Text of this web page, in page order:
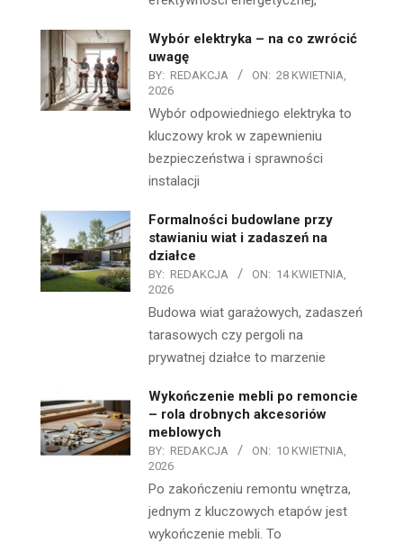
Wybór elektryka – na co zwrócić
uwagę
BY: REDAKCJA ON: 28 KWIETNIA,
2026
Wybór odpowiedniego elektryka to
kluczowy krok w zapewnieniu
bezpieczeństwa i sprawności
instalacji
Formalności budowlane przy
stawianiu wiat i zadaszeń na
działce
BY: REDAKCJA ON: 14 KWIETNIA,
2026
Budowa wiat garażowych, zadaszeń
tarasowych czy pergoli na
prywatnej działce to marzenie
Wykończenie mebli po remoncie
– rola drobnych akcesoriów
meblowych
BY: REDAKCJA ON: 10 KWIETNIA,
2026
Po zakończeniu remontu wnętrza,
jednym z kluczowych etapów jest
wykończenie mebli. To